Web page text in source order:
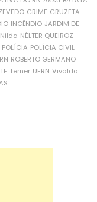
CRIME CRUZETA
INCÊNDIO JARDIM DE
Nilda NÉLTER QUEIROZ
POLÍCIA POLÍCIA CIVIL
RN ROBERTO GERMANO
Temer UFRN Vivaldo